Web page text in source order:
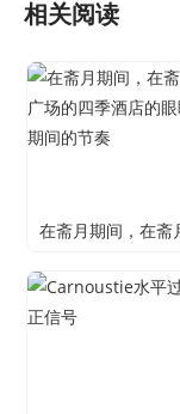
相关阅读